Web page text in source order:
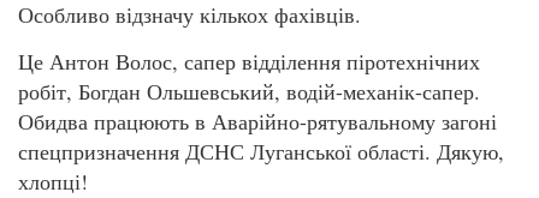
Особливо відзначу кількох фахівців.
Це Антон Волос, сапер відділення піротехнічних
робіт, Богдан Ольшевський, водій-механік-сапер.
Обидва працюють в Аварійно-рятувальному загоні
спецпризначення ДСНС Луганської області. Дякую,
хлопці!